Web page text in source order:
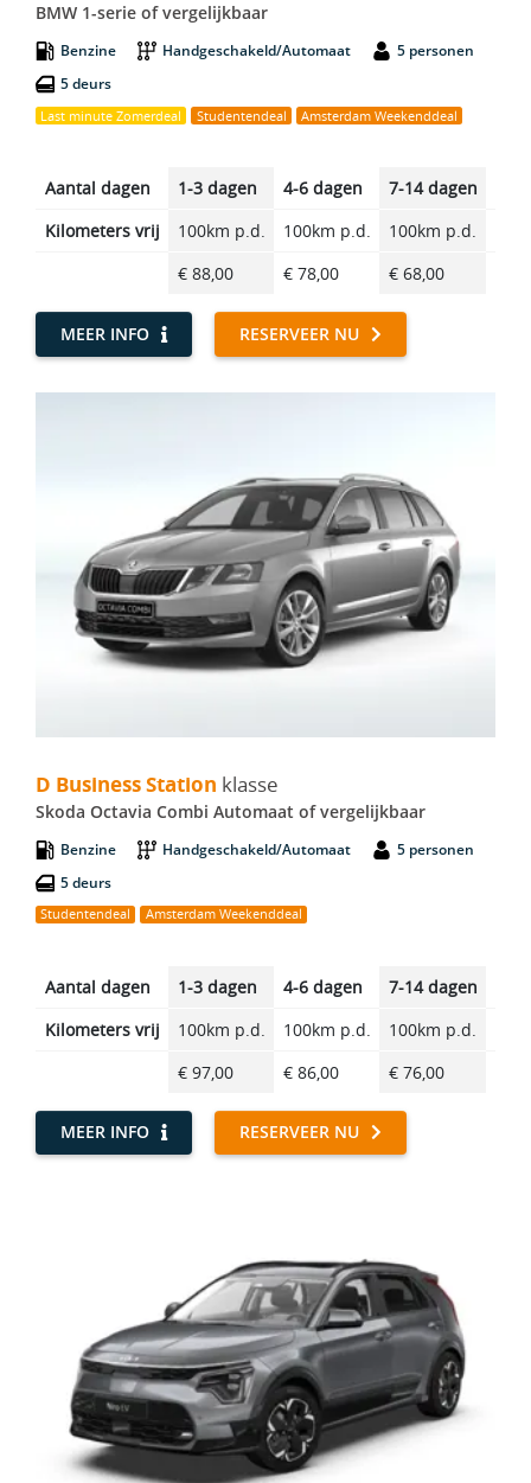
BMW 1-serie of vergelijkbaar
Benzine Handgeschakeld/Automaat
5 personen
5 deurs
Last minute Zomerdeal Studentendeal Amsterdam Weekenddeal
Aantal dagen 1-3 dagen 4-6 dagen 7-14 dagen
Kilometers vrij
100km p.d. 100km p.d. 100km p.d.
€ 88,00
€ 78,00 € 68,00
MEER INFO RESERVEER NU
D Business Station klasse
Skoda Octavia Combi Automaat of vergelijkbaar
Benzine Handgeschakeld/Automaat
5 personen
5 deurs
Studentendeal Amsterdam Weekenddeal
Aantal dagen 1-3 dagen 4-6 dagen 7-14 dagen
Kilometers vrij
100km p.d. 100km p.d. 100km p.d.
€ 97,00
€ 86,00 € 76,00
MEER INFO RESERVEER NU